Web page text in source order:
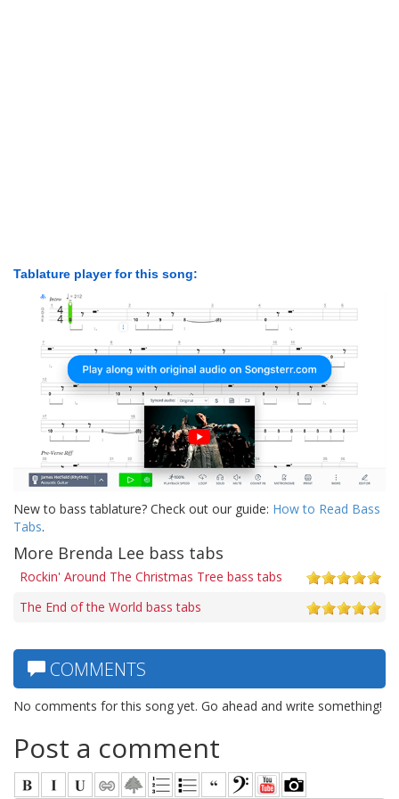
Tablature player for this song:
New to bass tablature? Check out our guide: How to Read Bass
Tabs.
More Brenda Lee bass tabs
Rockin' Around The Christmas Tree bass tabs
The End of the World bass tabs
COMMENTS
No comments for this song yet. Go ahead and write something!
Post a comment